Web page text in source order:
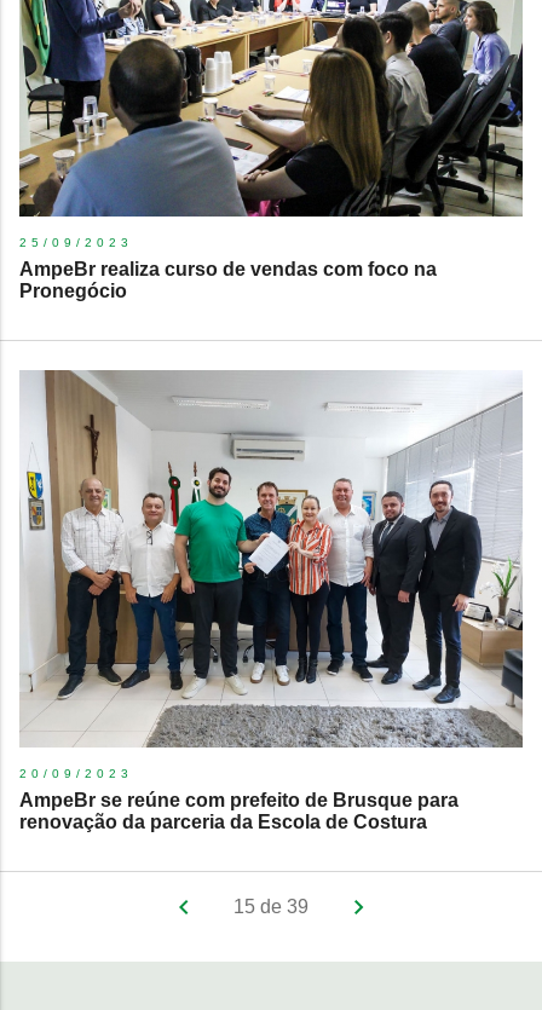
25/09/2023
​AmpeBr realiza curso de vendas com foco na
Pronegócio
20/09/2023
AmpeBr se reúne com prefeito de Brusque para
renovação da parceria da Escola de Costura
15 de 39